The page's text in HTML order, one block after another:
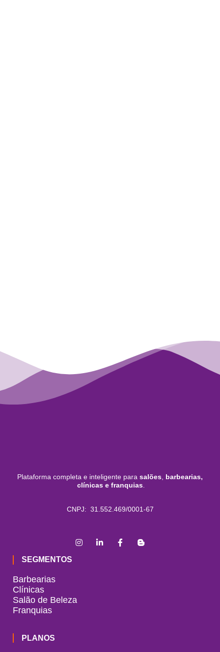
Plataforma completa e inteligente para salões, barbearias,
clínicas e franquias.
CNPJ: 31.552.469/0001-67
SEGMENTOS
Barbearias
Clínicas
Salão de Beleza
Franquias
PLANOS